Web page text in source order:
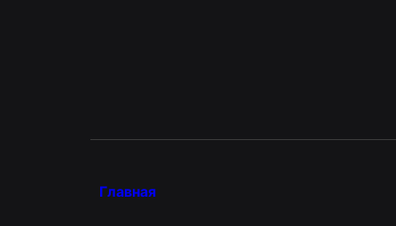
Главная